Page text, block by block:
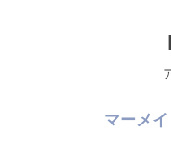
マーメ